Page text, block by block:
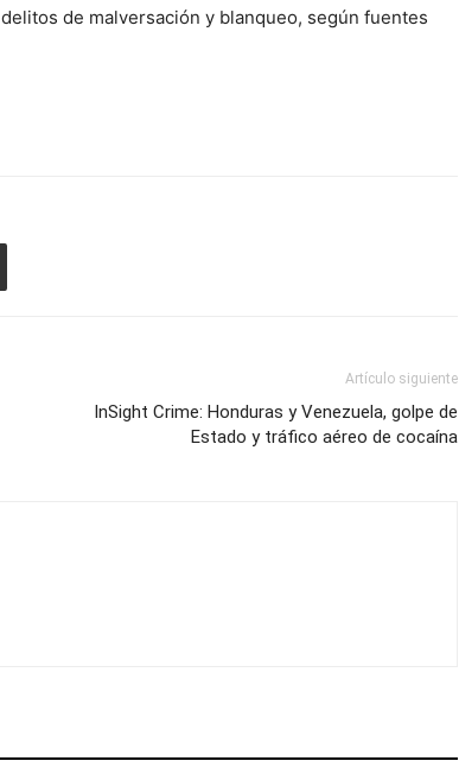
de malversación y blanqueo, según fuentes
Artículo siguiente
InSight Crime: Honduras y Venezuela, golpe de
Estado y tráfico aéreo de cocaína